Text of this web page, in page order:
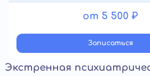
от 5 500 ₽
Записатьcя
Экстренная